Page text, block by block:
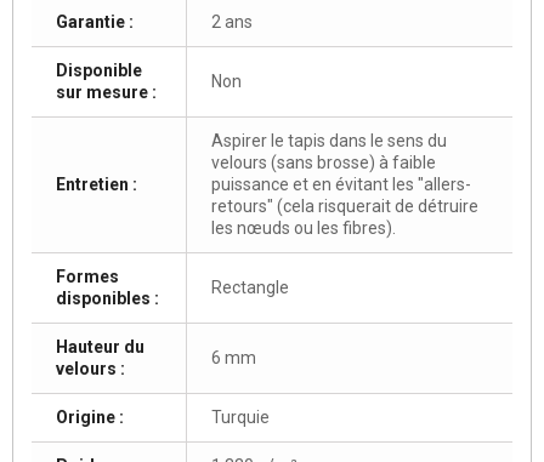
Garantie : 2 ans
Disponible
sur mesure :
Non
Entretien :
Aspirer le tapis dans le sens du
velours (sans brosse) à faible
puissance et en évitant les "allers-
retours" (cela risquerait de détruire
les nœuds ou les fibres).
Formes
disponibles :
Rectangle
Hauteur du
velours :
6 mm
Origine : Turquie